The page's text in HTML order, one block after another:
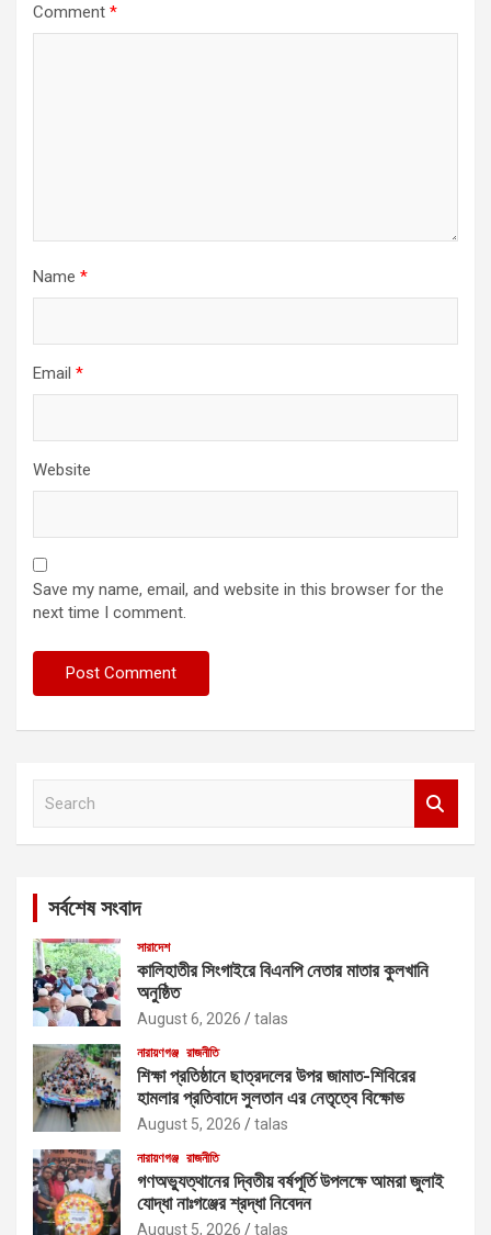
Comment *
Name *
Email *
Website
Save my name, email, and website in this browser for the
next time I comment.
সর্বশেষ সংবাদ
সারাদেশ
কালিহাতীর সিংগাইরে বিএনপি নেতার মাতার কুলখানি
অনুষ্ঠিত
August 6, 2026 talas
নারায়ণগঞ্জ রাজনীতি
শিক্ষা প্রতিষ্ঠানে ছাত্রদলের উপর জামাত-শিবিরের
হামলার প্রতিবাদে সুলতান এর নেতৃত্বে বিক্ষোভ
August 5, 2026 talas
নারায়ণগঞ্জ রাজনীতি
গণঅভ্যুত্থানের দ্বিতীয় বর্ষপূর্তি উপলক্ষে আমরা জুলাই
যোদ্ধা নাঃগঞ্জের শ্রদ্ধা নিবেদন
August 5, 2026 talas